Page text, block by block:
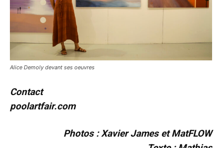
Alice Demoly devant ses oeuvres
Contact
poolartfair.com
Photos : Xavier James et MatFLOW